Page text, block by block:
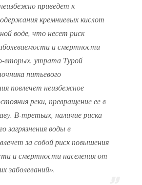
приведет к
кремниевых кислот
воде, что несет риск
и смертности
вторых, утрата Турой
питьевого
повлечет неизбежное
реки, превращение ее в
В-третьих, наличие риска
загрязнения воды в
за собой риск повышения
и смертности населения от
заболеваний».